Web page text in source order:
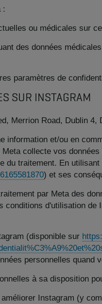
:
ou médicales sur
des données
paramètres de
SUR INSTAGRAM
Merrion Road, Dublin 4,
information et/ou en
collecte vos
traitement. En
) et ses
par Meta des
d'utilisation
(disponible sur
personnelles quand
à sa disposition
Instagram (y